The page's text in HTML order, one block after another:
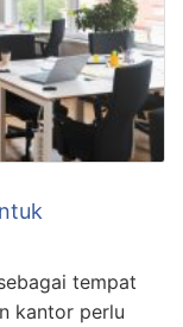
tempat
kantor perlu